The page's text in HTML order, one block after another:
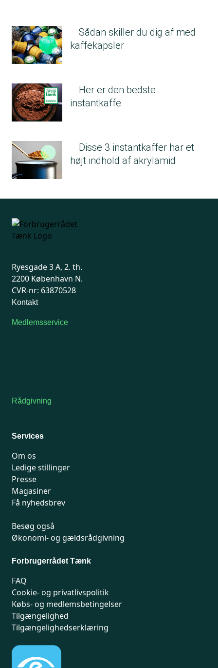
Sådan skiller du dig af med
kaffekapsler
Her er den bedste
instantkaffe
Disse 3 instantkaffer har et
højt indhold af akrylamid
Ryesgade 3 A, 2. th.
2200 København N.
CVR-nr: 63870528
Kontakt
Medlemsservice
Rådgivning
Services
Om os
Ledige stillinger
Presse
Magasiner
Få nyhedsbrev
Besøg også
Økonomi- og gældsrådgivning
Forbrugerrådet Tænk
FAQ
Cookie- og privatlivspolitik
Købs- og medlemsbetingelser
Tilgængelighed
Tilgængelighedserklæring